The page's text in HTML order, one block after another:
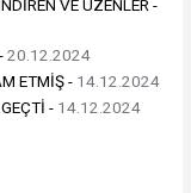
VE ÜZENLER -
20.12.2024
ETMİŞ - 14.12.2024
- 14.12.2024